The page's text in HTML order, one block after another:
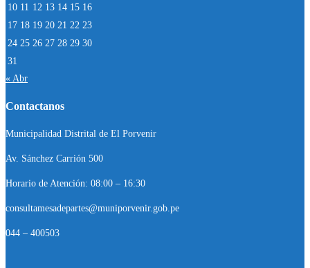
10 11 12 13 14 15 16
17 18 19 20 21 22 23
24 25 26 27 28 29 30
31
« Abr
Contactanos
Municipalidad Distrital de El Porvenir
Av. Sánchez Carrión 500
Horario de Atención: 08:00 – 16:30
consultamesadepartes@muniporvenir.gob.pe
044 – 400503